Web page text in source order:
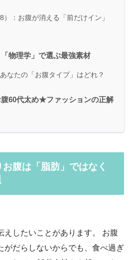
：お腹が消える「前だけイン」
物理学」で選ぶ最強素材
なたの「お腹タイプ」はどれ？
腹60代太め★ファッションの正解
腹は「脂肪」ではなく
えしたいことがあります。 お腹
がだらしないからでも、食べ過ぎ